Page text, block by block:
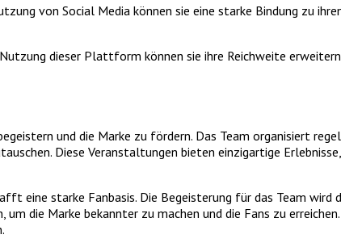
von Social Media können sie eine starke Bindung zu
dieser Plattform können sie ihre Reichweite
und die Marke zu fördern. Das Team organisiert
Diese Veranstaltungen bieten einzigartige
eine starke Fanbasis. Die Begeisterung für das Team wird
die Marke bekannter zu machen und die Fans zu erreichen.